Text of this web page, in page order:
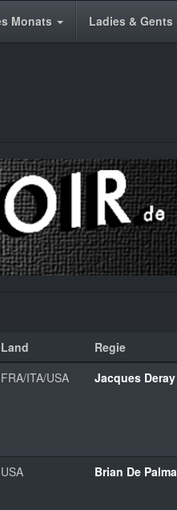
Monats Ladies & Gents
Land Regie
FRA/ITA/USA Jacques Deray
USA Brian De Palma